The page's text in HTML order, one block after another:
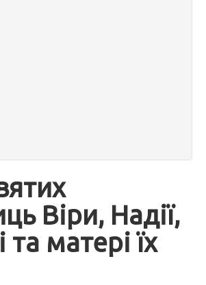
Віри, Надії,
матері їх